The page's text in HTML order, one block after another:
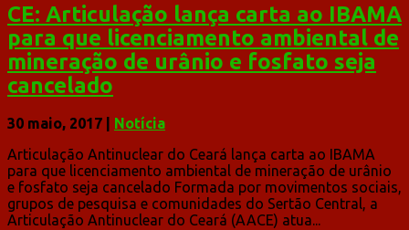
CE: Articulação lança carta ao IBAMA
para que licenciamento ambiental de
mineração de urânio e fosfato seja
cancelado
30 maio, 2017
Notícia
Articulação Antinuclear do Ceará lança carta ao IBAMA
para que licenciamento ambiental de mineração de urânio
e fosfato seja cancelado Formada por movimentos sociais,
grupos de pesquisa e comunidades do Sertão Central, a
Articulação Antinuclear do Ceará (AACE) atua...